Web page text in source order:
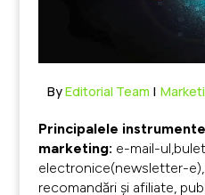
ByEditorial Team |
Principalele
marketing: e-mail-
electronice(newsletter-
recomandări şi afiliate,